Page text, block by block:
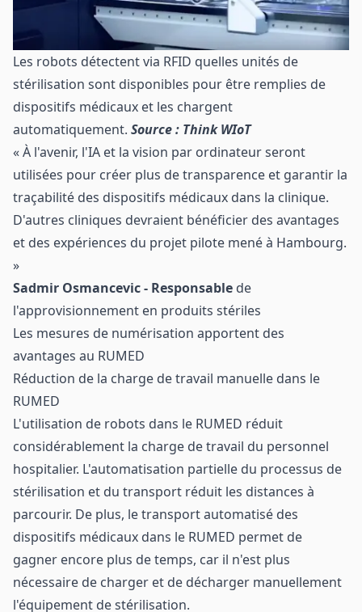
Les robots détectent via RFID quelles unités de
stérilisation sont disponibles pour être remplies de
dispositifs médicaux et les chargent
automatiquement. Source : Think WIoT
« À l'avenir, l'IA et la vision par ordinateur seront
utilisées pour créer plus de transparence et garantir la
traçabilité des dispositifs médicaux dans la clinique.
D'autres cliniques devraient bénéficier des avantages
et des expériences du projet pilote mené à Hambourg.
»
Sadmir Osmancevic - Responsable de
l'approvisionnement en produits stériles
Les mesures de numérisation apportent des
avantages au RUMED
Réduction de la charge de travail manuelle dans le
RUMED
L'utilisation de robots dans le RUMED réduit
considérablement la charge de travail du personnel
hospitalier. L'automatisation partielle du processus de
stérilisation et du transport réduit les distances à
parcourir. De plus, le transport automatisé des
dispositifs médicaux dans le RUMED permet de
gagner encore plus de temps, car il n'est plus
nécessaire de charger et de décharger manuellement
l'équipement de stérilisation.